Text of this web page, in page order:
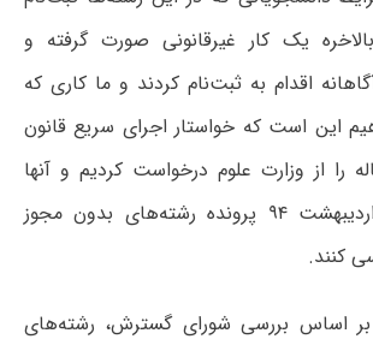
یک کار غیرقانونی صورت گرفته و
اقدام به ثبت‌نام کردند و ما کاری که
این است که خواستار اجرای سریع قانون
را از وزارت علوم درخواست کردیم و آنها
موظف شدند تا اردیبهشت ۹۴ پرونده رشته‌های بدون مجوز
کنند.
اساس بررسی شورای گسترش، رشته‌های